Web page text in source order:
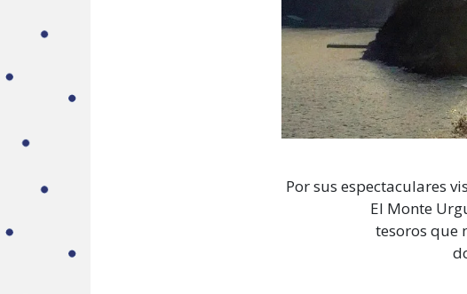
Por sus espectaculares
El Monte
tesoros que